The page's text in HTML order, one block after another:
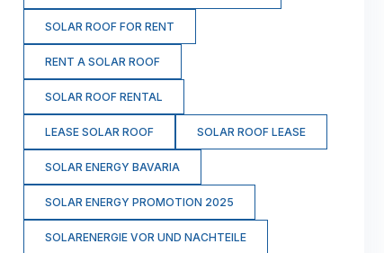
SOLAR ROOF FOR RENT
RENT A SOLAR ROOF
SOLAR ROOF RENTAL
LEASE SOLAR ROOF SOLAR ROOF LEASE
SOLAR ENERGY BAVARIA
SOLAR ENERGY PROMOTION 2025
SOLARENERGIE VOR UND NACHTEILE